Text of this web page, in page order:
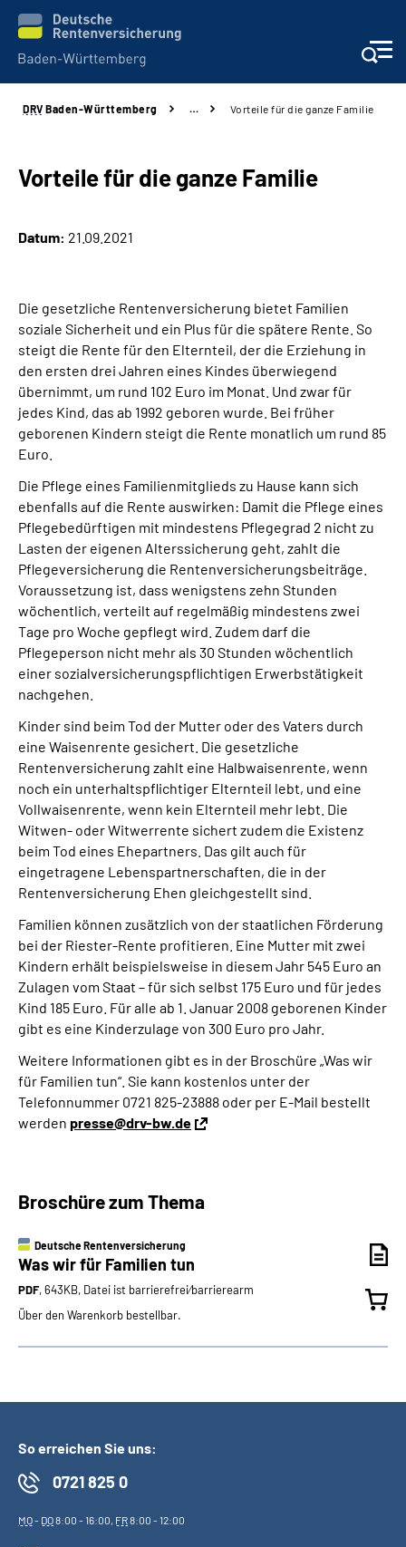
Beratung und Kontakt
Kunden
Presse
Über uns
Inhalte in Gebärdensprache (DGS)
Suche
Mein Kundenportal
DRV Baden-Württemberg … Vorteile für die ganze Familie
Vorteile für die ganze Familie
Datum: 21.09.2021
Die gesetzliche Rentenversicherung bietet Familien
soziale Sicherheit und ein Plus für die spätere Rente. So
steigt die Rente für den Elternteil, der die Erziehung in
den ersten drei Jahren eines Kindes überwiegend
übernimmt, um rund 102 Euro im Monat. Und zwar für
jedes Kind, das ab 1992 geboren wurde. Bei früher
geborenen Kindern steigt die Rente monatlich um rund 85
Euro.
Die Pflege eines Familienmitglieds zu Hause kann sich
ebenfalls auf die Rente auswirken: Damit die Pflege eines
Pflegebedürftigen mit mindestens Pflegegrad 2 nicht zu
Lasten der eigenen Alterssicherung geht, zahlt die
Pflegeversicherung die Rentenversicherungsbeiträge.
Voraussetzung ist, dass wenigstens zehn Stunden
wöchentlich, verteilt auf regelmäßig mindestens zwei
Tage pro Woche gepflegt wird. Zudem darf die
Pflegeperson nicht mehr als 30 Stunden wöchentlich
einer sozialversicherungspflichtigen Erwerbstätigkeit
nachgehen.
Kinder sind beim Tod der Mutter oder des Vaters durch
eine Waisenrente gesichert. Die gesetzliche
Rentenversicherung zahlt eine Halbwaisenrente, wenn
noch ein unterhaltspflichtiger Elternteil lebt, und eine
Vollwaisenrente, wenn kein Elternteil mehr lebt. Die
Witwen- oder Witwerrente sichert zudem die Existenz
beim Tod eines Ehepartners. Das gilt auch für
eingetragene Lebenspartnerschaften, die in der
Rentenversicherung Ehen gleichgestellt sind.
Familien können zusätzlich von der staatlichen Förderung
bei der Riester-Rente profitieren. Eine Mutter mit zwei
Kindern erhält beispielsweise in diesem Jahr 545 Euro an
Zulagen vom Staat – für sich selbst 175 Euro und für jedes
Kind 185 Euro. Für alle ab 1. Januar 2008 geborenen Kinder
gibt es eine Kinderzulage von 300 Euro pro Jahr.
Weitere Informationen gibt es in der Broschüre „Was wir
für Familien tun“. Sie kann kostenlos unter der
Telefonnummer 0721 825-23888 oder per E-Mail bestellt
werden presse@drv-bw.de
Broschüre zum Thema
Deutsche Rentenversicherung
Was wir für Familien tun
PDF, 643KB, Datei ist barrierefrei⁄barrierearm
Über den Warenkorb bestellbar.
So erreichen Sie uns:
0721 825 0
MO- DO8:00 - 16:00, FR8:00 - 12:00